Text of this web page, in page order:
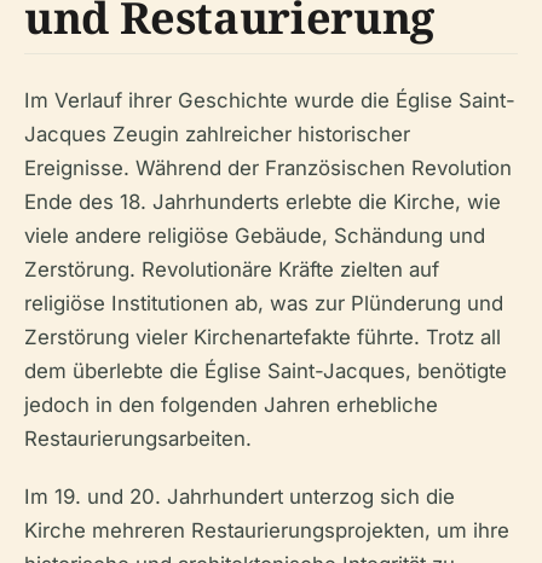
und Restaurierung
Im Verlauf ihrer Geschichte wurde die Église Saint-
Jacques Zeugin zahlreicher historischer
Ereignisse. Während der Französischen Revolution
Ende des 18. Jahrhunderts erlebte die Kirche, wie
viele andere religiöse Gebäude, Schändung und
Zerstörung. Revolutionäre Kräfte zielten auf
religiöse Institutionen ab, was zur Plünderung und
Zerstörung vieler Kirchenartefakte führte. Trotz all
dem überlebte die Église Saint-Jacques, benötigte
jedoch in den folgenden Jahren erhebliche
Restaurierungsarbeiten.
Im 19. und 20. Jahrhundert unterzog sich die
Kirche mehreren Restaurierungsprojekten, um ihre